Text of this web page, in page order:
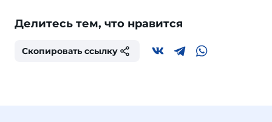
Делитесь тем, что нравится
Скопировать ссылку